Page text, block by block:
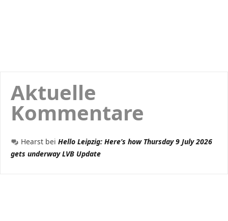
Aktuelle
Kommentare
Hearst bei Hello Leipzig: Here’s how Thursday 9 July 2026
gets underway LVB Update